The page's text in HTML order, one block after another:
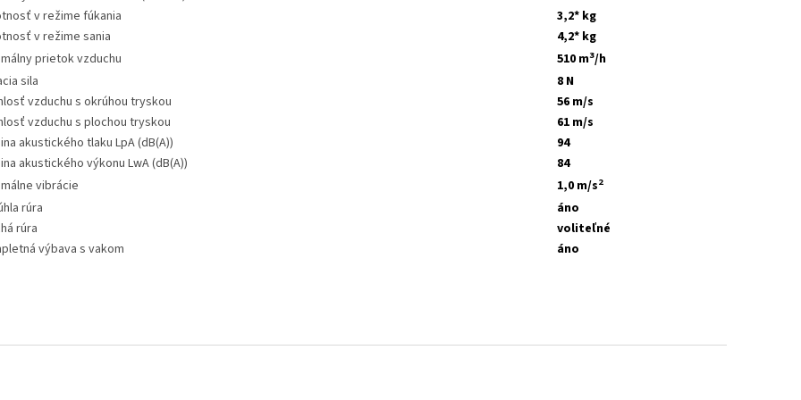
v režime fúkania
3,2* kg
v režime sania
4,2* kg
prietok vzduchu
510 m3/h
sila
8 N
vzduchu s okrúhou tryskou
56 m/s
vzduchu s plochou tryskou
61 m/s
akustického tlaku LpA (dB(A))
94
akustického výkonu LwA (dB(A))
84
vibrácie
1,0 m/s2
rúra
áno
rúra
voliteľné
výbava s vakom
áno